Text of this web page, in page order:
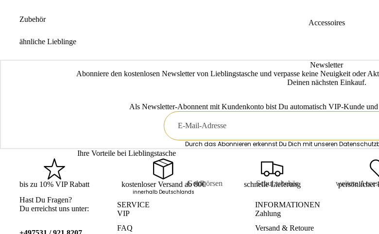
Accessoires
Geldbörsen
Schulzubehör
Mäppchen
Schul-Accessoires
weitere
Zubehör
ähnliche Lieblinge
Newsletter
Abonniere den kostenlosen Newsletter von Lieblingstasche und verpasse keine Neuigkeit oder
Deinen nächsten Einkauf.
Als Newsletter-Abonnent mit Kundenkonto bist Du automatisch VIP-Kunde
E-
Mail
Durch das Abonnieren erkennst Du Dich mit unseren
Ihre Vorteile bei Lieblingstasche
bis zu 10% VIP Rabatt kostenloser Versand ab 80€
innerhalb Deutschlands
schnelle Lieferung persönlicher
Hast Du Fragen?
Du erreichst uns unter:
SERVICE
VIP
FAQ
INFORMATIONEN
Zahlung
Versand & Retoure